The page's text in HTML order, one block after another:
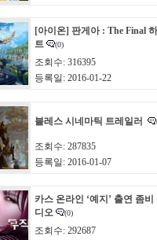
[아이온] 판게아 : The Final
트
(0)
조회수: 316395
등록일: 2016-01-22
블레스 시네마틱 트레일러
조회수: 287835
등록일: 2016-01-07
카스 온라인 ‘예지’ 출연 좀비
디오
(0)
조회수: 292687